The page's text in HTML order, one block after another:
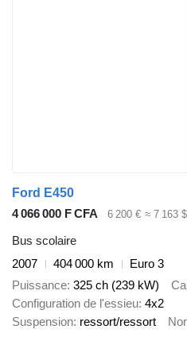
Ford E450
4 066 000 F CFA
6 200 € ≈ 7 163
Bus scolaire
2007
404 000 km
Euro 3
Puissance 325 ch (239 kW)
Configuration de l'essieu 4x2
Suspension ressort/ressort